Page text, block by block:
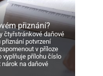
přiznání?
čtyřstránkové daňové
potvrzení
v příloze
vyplňuje přílohu číslo
na daňové